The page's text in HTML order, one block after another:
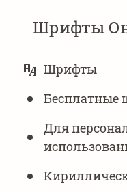
Шрифты
НАВИГАЦИЯ
Шрифты
Бесплатные
Для